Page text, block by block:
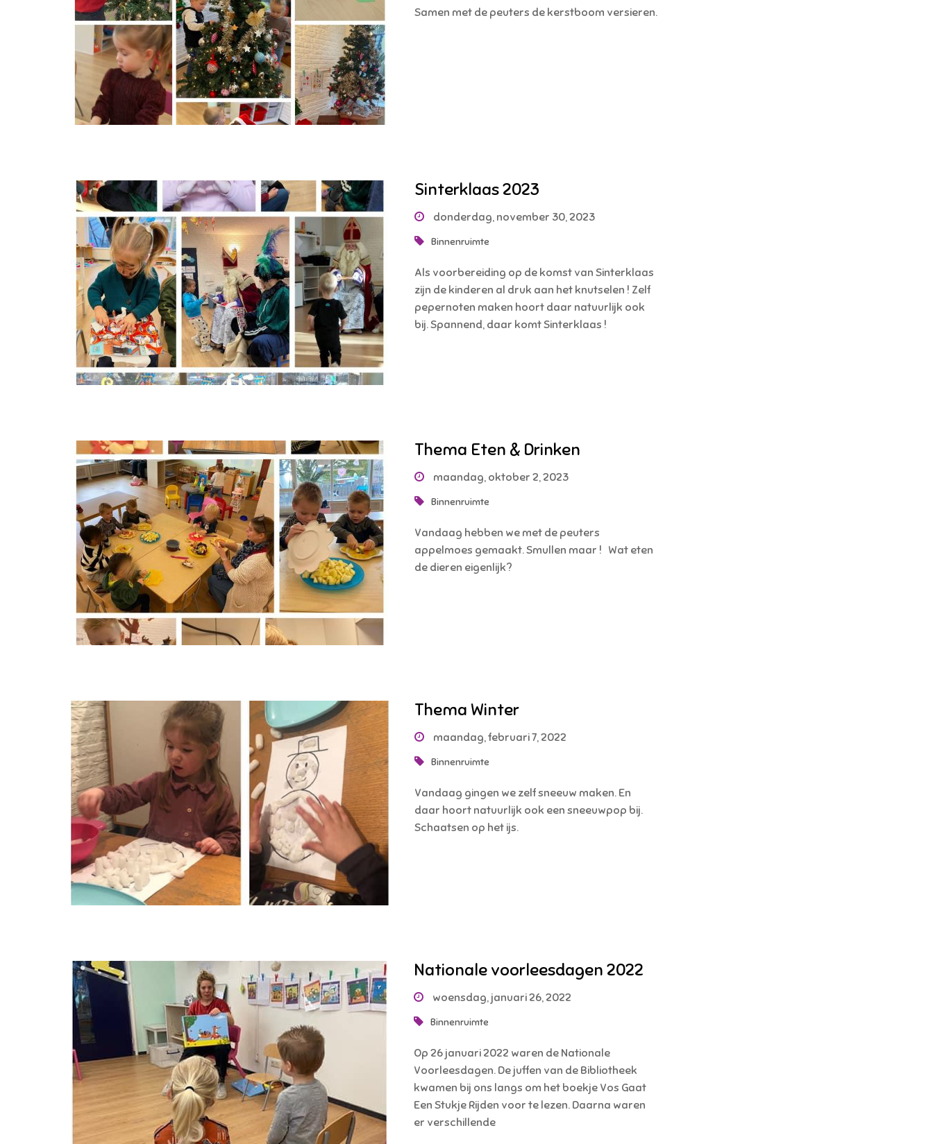
Samen met de peuters de kerstboom versieren.
Sinterklaas 2023
donderdag, november 30, 2023
Binnenruimte
Als voorbereiding op de komst van Sinterklaas
zijn de kinderen al druk aan het knutselen ! Zelf
pepernoten maken hoort daar natuurlijk ook
bij. Spannend, daar komt Sinterklaas !
Thema Eten & Drinken
maandag, oktober 2, 2023
Binnenruimte
Vandaag hebben we met de peuters
appelmoes gemaakt. Smullen maar ! Wat eten
de dieren eigenlijk?
Thema Winter
maandag, februari 7, 2022
Binnenruimte
Vandaag gingen we zelf sneeuw maken. En
daar hoort natuurlijk ook een sneeuwpop bij.
Schaatsen op het ijs.
Nationale voorleesdagen 2022
woensdag, januari 26, 2022
Binnenruimte
Op 26 januari 2022 waren de Nationale
Voorleesdagen. De juffen van de Bibliotheek
kwamen bij ons langs om het boekje Vos Gaat
Een Stukje Rijden voor te lezen. Daarna waren
er verschillende